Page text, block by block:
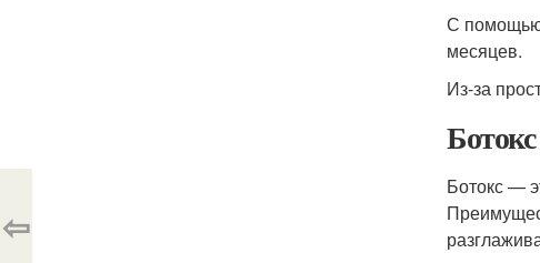
С помощью
месяцев.
Из-за
Ботокс —
⇦